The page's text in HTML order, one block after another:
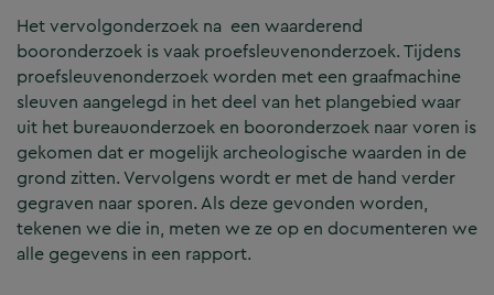
Het vervolgonderzoek na een waarderend
booronderzoek is vaak proefsleuvenonderzoek. Tijdens
proefsleuvenonderzoek worden met een graafmachine
sleuven aangelegd in het deel van het plangebied waar
uit het bureauonderzoek en booronderzoek naar voren is
gekomen dat er mogelijk archeologische waarden in de
grond zitten. Vervolgens wordt er met de hand verder
gegraven naar sporen. Als deze gevonden worden,
tekenen we die in, meten we ze op en documenteren we
alle gegevens in een rapport.